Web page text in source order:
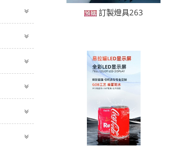
訂製燈具263